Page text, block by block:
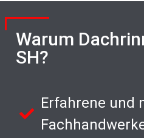
Warum
SH?
Erfahrene und